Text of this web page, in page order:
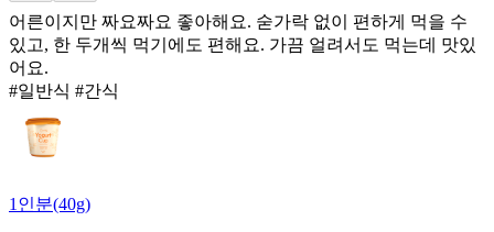
어른이지만 짜요짜요 좋아해요. 숟가락 없이 편하게 먹을 수
있고, 한 두개씩 먹기에도 편해요. 가끔 얼려서도 먹는데 맛있
어요.
#일반식 #간식
1인분(40g)